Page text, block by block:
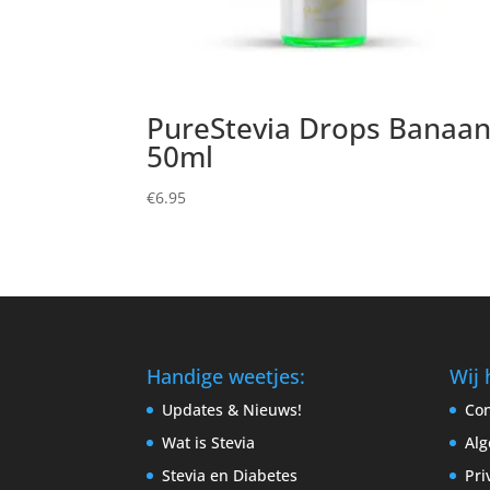
PureStevia Drops Banaan
50ml
€6.95
Handige weetjes:
Updates & Nieuws!
Wat is Stevia
Stevia en Diabetes
Wij